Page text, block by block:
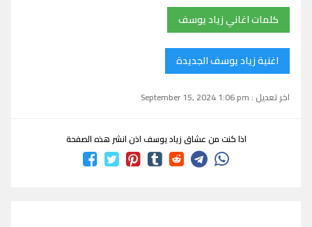
كلمات اغاني زياد يوسف
اغنية زياد يوسف الجديدة
اخر تعديل : September 15, 2024 1:06 pm
اذا كنت من عشاق زياد يوسف اذن انشر هذه الصفحة